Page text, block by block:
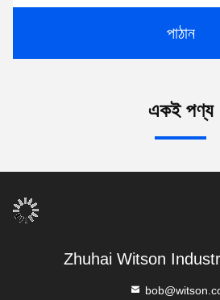
পাঠান
একই পণ্য
Zhuhai Witson